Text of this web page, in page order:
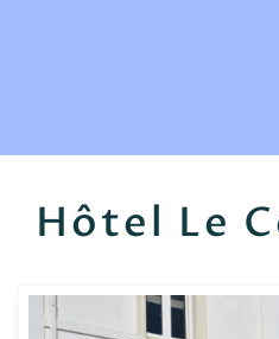
Hôtel Le